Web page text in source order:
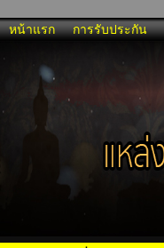
หน้าแรก การรับประกัน